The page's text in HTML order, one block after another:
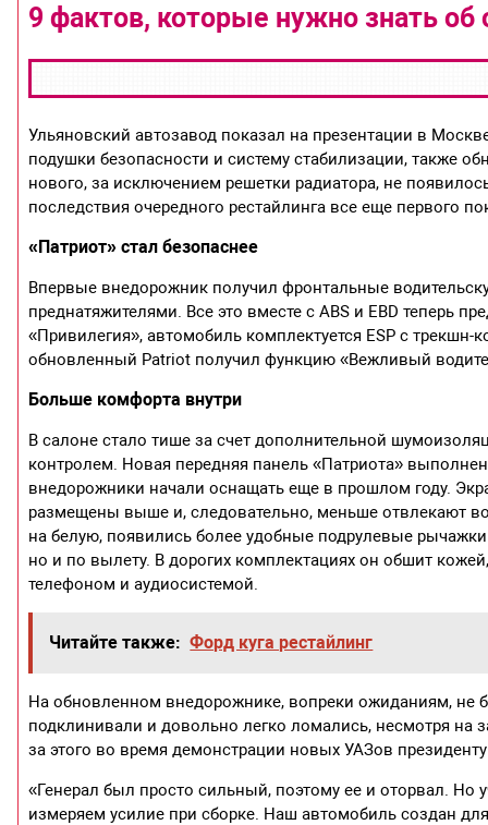
9 фактов, которые нужно знать
Ульяновский автозавод показал на презентации в
подушки безопасности и систему стабилизации, также
нового, за исключением решетки радиатора, не
последствия очередного рестайлинга все еще первого
«Патриот» стал безопаснее
Впервые внедорожник получил фронтальные
преднатяжителями. Все это вместе с ABS и EBD теперь
«Привилегия», автомобиль комплектуется ESP с
обновленный Patriot получил функцию «Вежливый
Больше комфорта внутри
В салоне стало тише за счет дополнительной
контролем. Новая передняя панель «Патриота»
внедорожники начали оснащать еще в прошлом году.
размещены выше и, следовательно, меньше отвлекают
на белую, появились более удобные подрулевые
но и по вылету. В дорогих комплектациях он обшит
телефоном и аудиосистемой.
Читайте также: Форд куга рестайлинг
На обновленном внедорожнике, вопреки ожиданиям, не
подклинивали и довольно легко ломались, несмотря на
за этого во время демонстрации новых УАЗов
«Генерал был просто сильный, поэтому ее и оторвал. Но
измеряем усилие при сборке. Наш автомобиль создан